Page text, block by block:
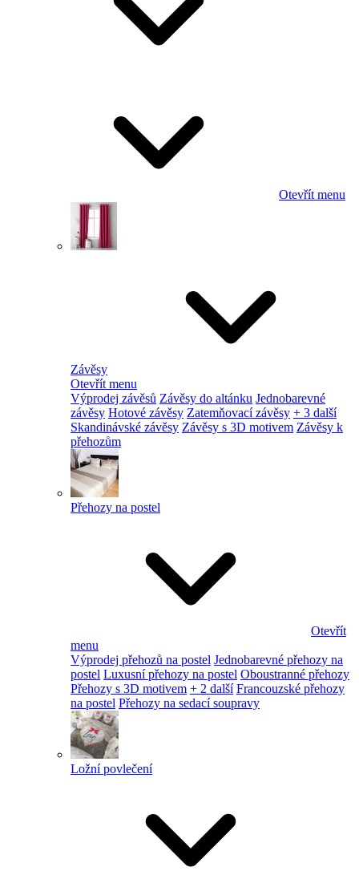
Otevřít menu
Závěsy
Otevřít menu
Výprodej závěsů Závěsy do altánku Jednobarevné
závěsy Hotové závěsy Zatemňovací závěsy + 3 další
Skandinávské závěsy Závěsy s 3D motivem Závěsy k
přehozům
Přehozy na postel
Otevřít
menu
Výprodej přehozů na postel Jednobarevné přehozy na
postel Luxusní přehozy na postel Oboustranné přehozy
Přehozy s 3D motivem + 2 další Francouzské přehozy
na postel Přehozy na sedací soupravy
Ložní povlečení